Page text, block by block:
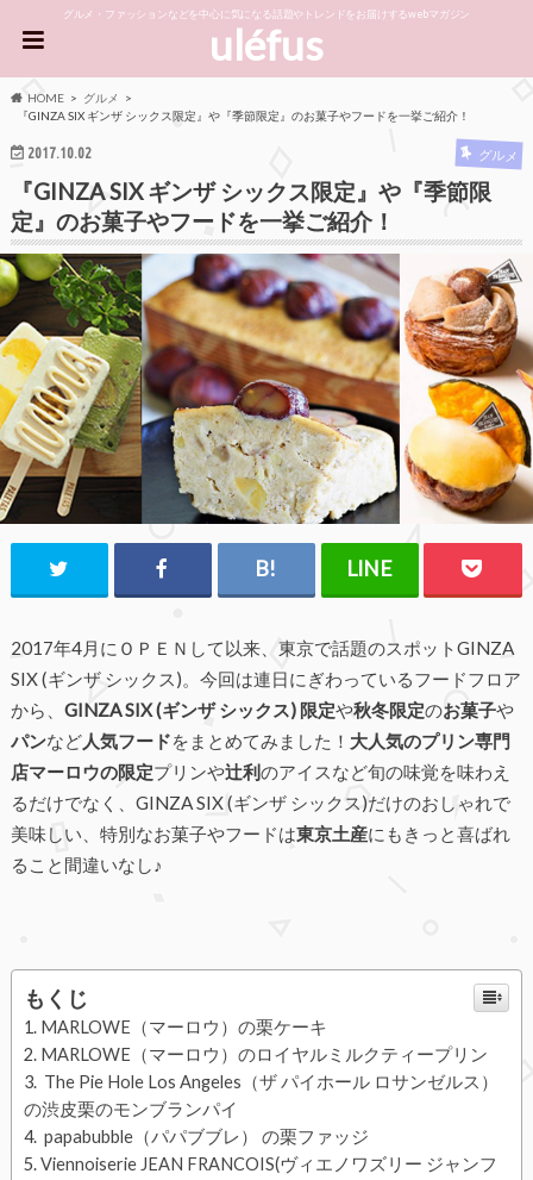
グルメ・ファッションなどを中心に気になる話題やトレンドをお届けするwebマガジン
uléfus
HOME
グルメ
『GINZA SIX ギンザ シックス限定』や『季節限定』のお菓子やフードを一挙ご紹介！
2017.10.02 グルメ
『GINZA SIX ギンザ シックス限定』や『季節限
定』のお菓子やフードを一挙ご紹介！
2017年4月にＯＰＥＮして以来、東京で話題のスポットGINZA
SIX (ギンザ シックス)。今回は連日にぎわっているフードフロア
から、 GINZA SIX (ギンザ シックス) 限定や秋冬限定のお菓子や
パンなど人気フードをまとめてみました！ 大人気のプリン専門
店マーロウの限定プリンや辻利のアイスなど旬の味覚を味わえ
るだけでなく、GINZA SIX (ギンザ シックス)だけのおしゃれで
美味しい、特別なお菓子やフードは東京土産にもきっと喜ばれ
ること間違いなし♪
もくじ
MARLOWE（マーロウ）の栗ケーキ
MARLOWE（マーロウ）のロイヤルミルクティープリン
The Pie Hole Los Angeles（ザ パイホール ロサンゼルス）
の渋皮栗のモンブランパイ
papabubble（パパブブレ） の栗ファッジ
Viennoiserie JEAN FRANCOIS(ヴィエノワズリー ジャンフ